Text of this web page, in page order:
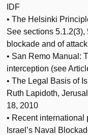
IDF
• The Helsinki
See sections
blockade and of
• San Remo Manual:
interception (see
• The Legal Basis of
Ruth Lapidoth,
18, 2010
• Recent
Israel’s Naval